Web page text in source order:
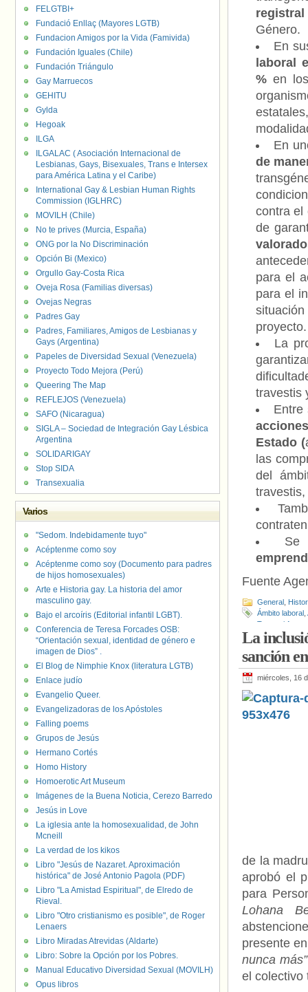
Género.
En
laboral
% en
En
de
contra el
de
para el
para el
proyecto.
La
travestis
Estado (
las
del
Se
Fuente
General
Ámbito laboral
Travesti
Lucha,
Liga LGBTIQ+
trans,Thiago
La
sanción
miércoles, 16
de la
aprobó el
para
Lohana
presente
nunca más”
el colectivo
FELGTBI+
Fundació Enllaç (Mayores LGTB)
Fundacion Amigos por la Vida (Famivida)
Fundación Iguales (Chile)
Fundación Triángulo
Gay Marruecos
GEHITU
Gylda
Hegoak
ILGA
ILGALAC ( Asociación Internacional de
Lesbianas, Gays, Bisexuales, Trans e Intersex
para América Latina y el Caribe)
International Gay & Lesbian Human Rights
Commission (IGLHRC)
MOVILH (Chile)
No te prives (Murcia, España)
ONG por la No Discriminación
Opción Bi (Mexico)
Orgullo Gay-Costa Rica
Oveja Rosa (Familias diversas)
Ovejas Negras
Padres Gay
Padres, Familiares, Amigos de Lesbianas y
Gays (Argentina)
Papeles de Diversidad Sexual (Venezuela)
Proyecto Todo Mejora (Perú)
Queering The Map
REFLEJOS (Venezuela)
SAFO (Nicaragua)
SIGLA – Sociedad de Integración Gay Lésbica
Argentina
SOLIDARIGAY
Stop SIDA
Transexualia
Varios
"Sedom. Indebidamente tuyo"
Acéptenme como soy
Acéptenme como soy (Documento para padres
de hijos homosexuales)
Arte e Historia gay. La historia del amor
masculino gay.
Bajo el arcoíris (Editorial infantil LGBT).
Conferencia de Teresa Forcades OSB:
“Orientación sexual, identidad de género e
imagen de Dios” .
El Blog de Nimphie Knox (literatura LGTB)
Enlace judío
Evangelio Queer.
Evangelizadoras de los Apóstoles
Falling poems
Grupos de Jesús
Hermano Cortés
Homo History
Homoerotic Art Museum
Imágenes de la Buena Noticia, Cerezo Barredo
Jesús in Love
La iglesia ante la homosexualidad, de John
Mcneill
La verdad de los kikos
Libro "Jesús de Nazaret. Aproximación
histórica" de José Antonio Pagola (PDF)
Libro "La Amistad Espiritual", de Elredo de
Rieval.
Libro "Otro cristianismo es posible", de Roger
Lenaers
Libro Miradas Atrevidas (Aldarte)
Libro: Sobre la Opción por los Pobres.
Manual Educativo Diversidad Sexual (MOVILH)
Opus libros